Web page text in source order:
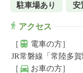
駐車場あり 安
アクセス
［
電車の方］
JR常磐線「常陸多
［
お車の方］